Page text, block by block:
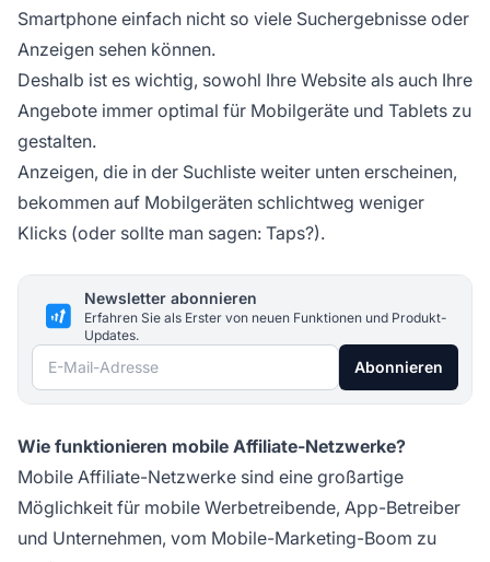
Smartphone einfach nicht so viele Suchergebnisse oder
Anzeigen sehen können.
Deshalb ist es wichtig, sowohl Ihre Website als auch Ihre
Angebote immer optimal für Mobilgeräte und Tablets zu
gestalten.
Anzeigen, die in der Suchliste weiter unten erscheinen,
bekommen auf Mobilgeräten schlichtweg weniger
Klicks (oder sollte man sagen: Taps?).
Newsletter abonnieren
Erfahren Sie als Erster von neuen Funktionen und Produkt-
Updates.
E-Mail-Adresse Abonnieren
Wie funktionieren mobile Affiliate-Netzwerke?
Mobile Affiliate-Netzwerke sind eine großartige
Möglichkeit für mobile Werbetreibende, App-Betreiber
und Unternehmen, vom Mobile-Marketing-Boom zu